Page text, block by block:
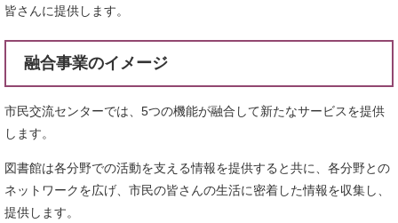
皆さんに提供します。
融合事業のイメージ
市民交流センターでは、5つの機能が融合して新たなサービスを提供
します。
図書館は各分野での活動を支える情報を提供すると共に、各分野との
ネットワークを広げ、市民の皆さんの生活に密着した情報を収集し、
提供します。